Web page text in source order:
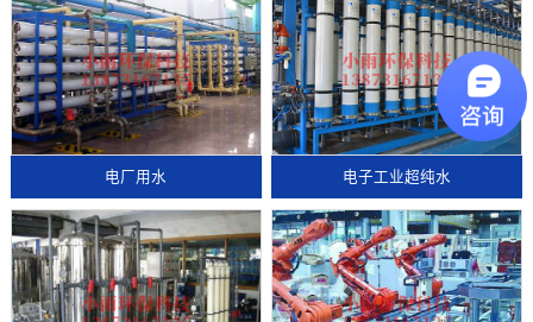
电厂用水 电子工业超纯水